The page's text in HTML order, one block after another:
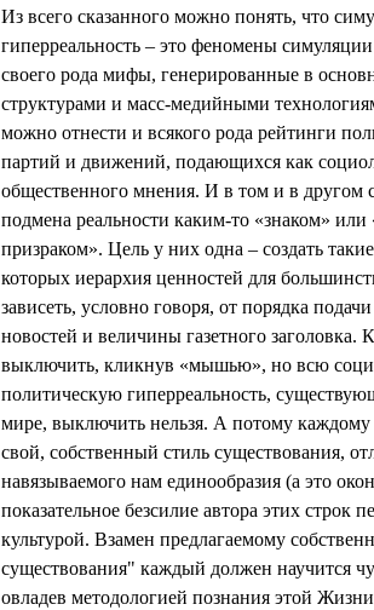
Из всего сказанного можно понять, что
гиперреальность – это феномены
своего рода мифы, генерированные в
структурами и масс-медийными
можно отнести и всякого рода рейтинги
партий и движений, подающихся как
общественного мнения. И в том и в другом
подмена реальности каким-то «знаком» или
призраком». Цель у них одна – создать
которых иерархия ценностей для
зависеть, условно говоря, от порядка
новостей и величины газетного
выключить, кликнув «мышью», но всю
политическую гиперреальность,
мире, выключить нельзя. А потому каждому
свой, собственный стиль существования,
навязываемого нам единообразия (а это
показательное безсилие автора этих строк
культурой. Взамен предлагаемому
существования" каждый должен научится
овладев методологией познания этой